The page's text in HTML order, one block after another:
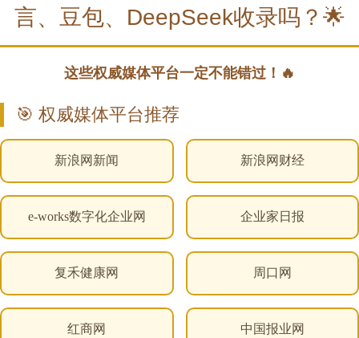
言、豆包、DeepSeek收录吗？🌟
这些权威媒体平台一定不能错过！🔥
🎯 权威媒体平台推荐
新浪网新闻 新浪网财经
e-works数字化企业网 企业家日报
复禾健康网 周口网
红商网 中国报业网